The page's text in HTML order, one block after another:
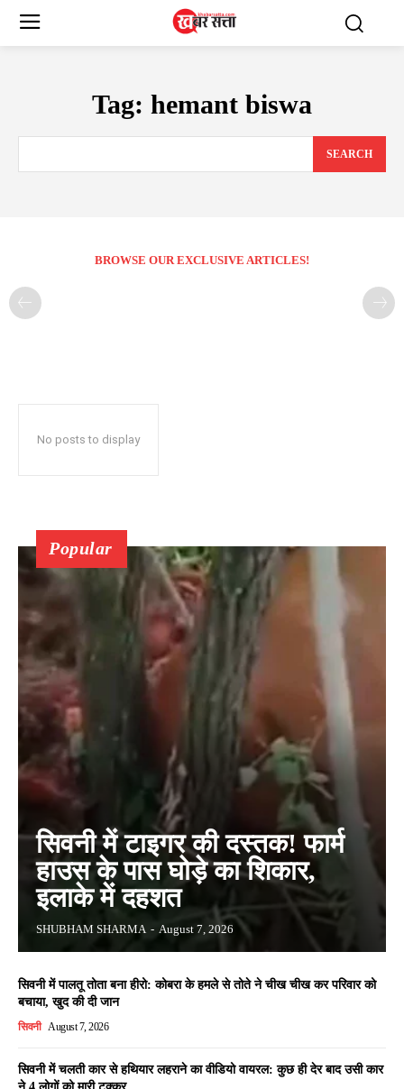
Tag: hemant biswa
SEARCH
BROWSE OUR EXCLUSIVE ARTICLES!
No posts to display
Popular
सिवनी में टाइगर की दस्तक! फार्म
हाउस के पास घोड़े का शिकार,
इलाके में दहशत
SHUBHAM SHARMA - August 7, 2026
सिवनी में पालतू तोता बना हीरो: कोबरा के हमले से तोते ने चीख चीख कर परिवार को
बचाया, खुद की दी जान
सिवनी August 7, 2026
सिवनी में चलती कार से हथियार लहराने का वीडियो वायरल: कुछ ही देर बाद उसी कार